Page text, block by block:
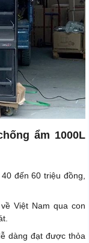
ẩm 1000L
đến 60 triệu đồng,
Việt Nam qua con
dàng đạt được thỏa